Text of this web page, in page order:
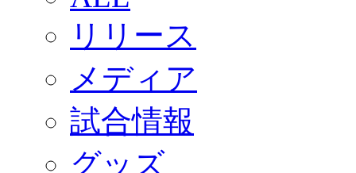
奈良クラブ明治安田J3リーグ2026/27シーズン試
奈良クラブ明治安田Ｊ3リーグ 2026/27シーズン「
観戦ルール＆マナー
2026/27ファンコミュニティ
サポートショップ
GOODS
オフィシャルストア（実店舗）
オンラインストア
ACADEMY
アカデミーについて
リリース
メディア
試合情報
グッズ